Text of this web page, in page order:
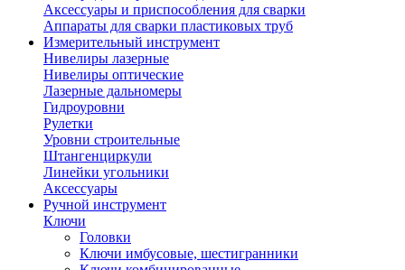
Аксессуары и приспособления для сварки
Аппараты для сварки пластиковых труб
Измерительный инструмент
Нивелиры лазерные
Нивелиры оптические
Лазерные дальномеры
Гидроуровни
Рулетки
Уровни строительные
Штангенциркули
Линейки угольники
Аксессуары
Ручной инструмент
Ключи
Головки
Ключи имбусовые, шестигранники